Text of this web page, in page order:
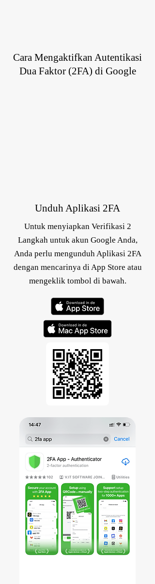
Cara Mengaktifkan Autentikasi
Dua Faktor (2FA) di Google
Unduh Aplikasi 2FA
Untuk menyiapkan Verifikasi 2
Langkah untuk akun Google Anda,
Anda perlu mengunduh Aplikasi 2FA
dengan mencarinya di App Store atau
mengeklik tombol di bawah.